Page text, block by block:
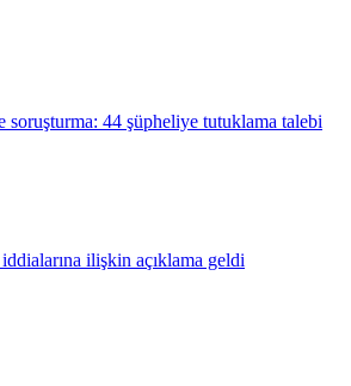
soruşturma: 44 şüpheliye tutuklama talebi
ilişkin açıklama geldi